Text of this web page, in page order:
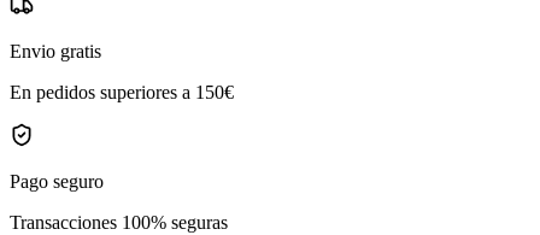
Envio gratis
En pedidos superiores a 150€
Pago seguro
Transacciones 100% seguras